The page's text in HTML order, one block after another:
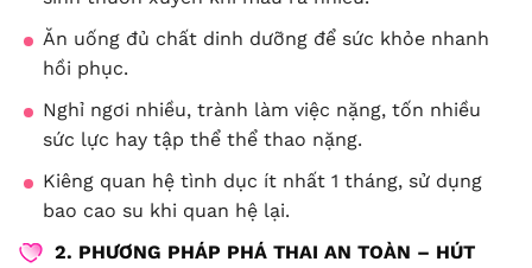
Ăn uống đủ chất dinh dưỡng để sức khỏe nhanh
hồi phục.
Nghỉ ngơi nhiều, trành làm việc nặng, tốn nhiều
sức lực hay tập thể thể thao nặng.
Kiêng quan hệ tình dục ít nhất 1 tháng, sử dụng
bao cao su khi quan hệ lại.
2. PHƯƠNG PHÁP PHÁ THAI AN TOÀN – HÚT